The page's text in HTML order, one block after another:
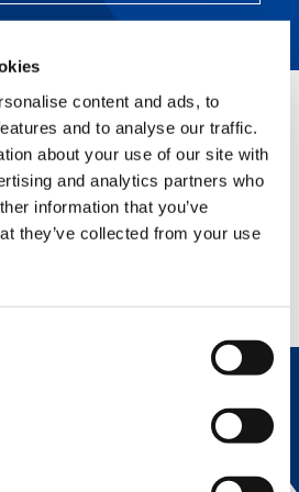
content and ads, to
and to analyse our traffic.
about your use of our site with
and analytics partners who
information that you’ve
they’ve collected from your use
Tadano, aidant